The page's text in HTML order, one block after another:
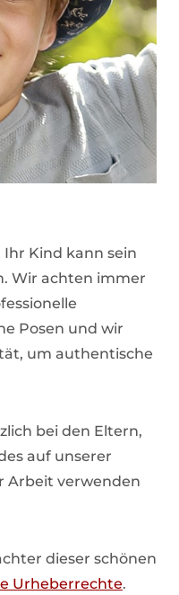
Ihr Kind kann sein
Wir achten immer
Posen und wir
um authentische
bei den Eltern,
auf unserer
Arbeit verwenden
dieser schönen
Urheberrechte.